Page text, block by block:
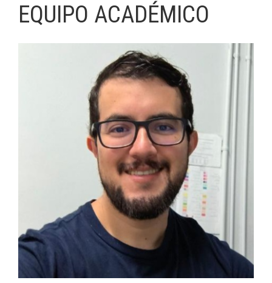
EQUIPO ACADÉMICO